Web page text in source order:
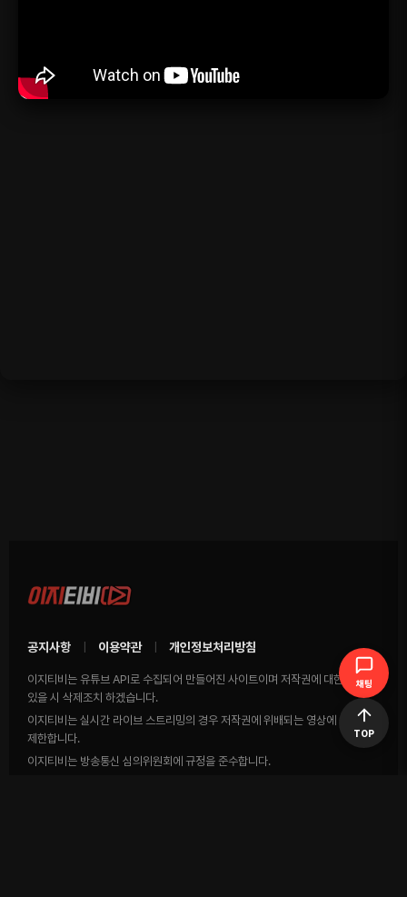
채팅
TOP
공지사항 이용약관 개인정보처리방침
이지티비는 유튜브 API로 수집되어 만들어진 사이트이며 저작권에 대한 영상이
있을 시 삭제조치 하겠습니다.
이지티비는 실시간 라이브 스트리밍의 경우 저작권에 위배되는 영상에 송출을
제한합니다.
이지티비는 방송통신 심의위원회에 규정을 준수합니다.